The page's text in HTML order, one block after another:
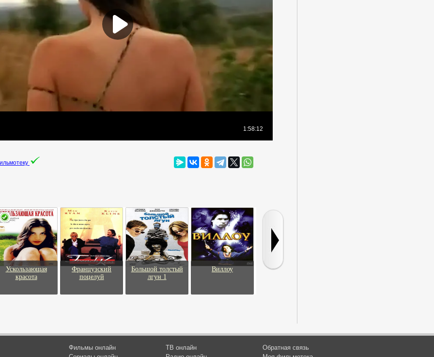
Ускользающая
красота
Французский
поцелуй
Большой толстый
лгун 1
Виллоу Фортуна
Обратная связь
ТВ онлайн
Фильмы онлайн